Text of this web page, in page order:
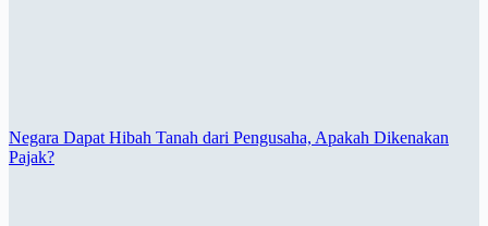
Negara Dapat Hibah Tanah dari Pengusaha, Apakah Dikenakan
Pajak?